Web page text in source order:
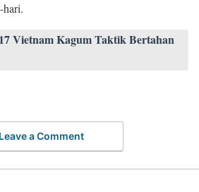
hari.
Vietnam Kagum Taktik Bertahan
Leave a Comment